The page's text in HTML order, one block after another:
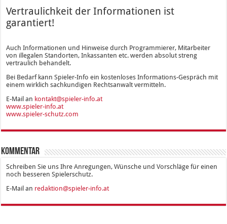
Vertraulichkeit der Informationen ist
garantiert!
Auch Informationen und Hinweise durch Programmierer, Mitarbeiter
von illegalen Standorten, Inkassanten etc. werden absolut streng
vertraulich behandelt.
Bei Bedarf kann Spieler-Info ein kostenloses Informations-Gespräch mit
einem wirklich sachkundigen Rechtsanwalt vermitteln.
E-Mail an kontakt@spieler-info.at
www.spieler-info.at
www.spieler-schutz.com
Kommentar
Schreiben Sie uns Ihre Anregungen, Wünsche und Vorschläge für einen
noch besseren Spielerschutz.
E-Mail an redaktion@spieler-info.at